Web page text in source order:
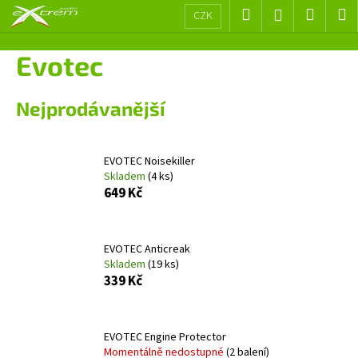
Přejít
CZK Hledat Přihlášení
košík
Evotec
Nejprodávanější
EVOTEC Noisekiller
Skladem (4 ks)
649 Kč
EVOTEC Anticreak
Skladem (19 ks)
339 Kč
EVOTEC Engine Protector
Momentálně nedostupné (2 balení)
š
o